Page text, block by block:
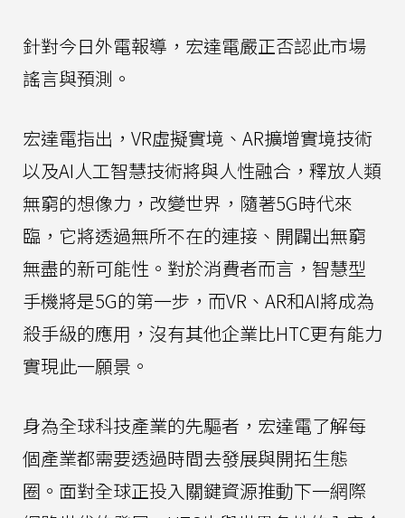
針對今日外電報導，宏達電嚴正否認此市場
謠言與預測。
宏達電指出，VR虛擬實境、AR擴增實境技術
以及AI人工智慧技術將與人性融合，釋放人類
無窮的想像力，改變世界，隨著5G時代來
臨，它將透過無所不在的連接、開闢出無窮
無盡的新可能性。對於消費者而言，智慧型
手機將是5G的第一步，而VR、AR和AI將成為
殺手級的應用，沒有其他企業比HTC更有能力
實現此一願景。
身為全球科技產業的先驅者，宏達電了解每
個產業都需要透過時間去發展與開拓生態
圈。面對全球正投入關鍵資源推動下一網際